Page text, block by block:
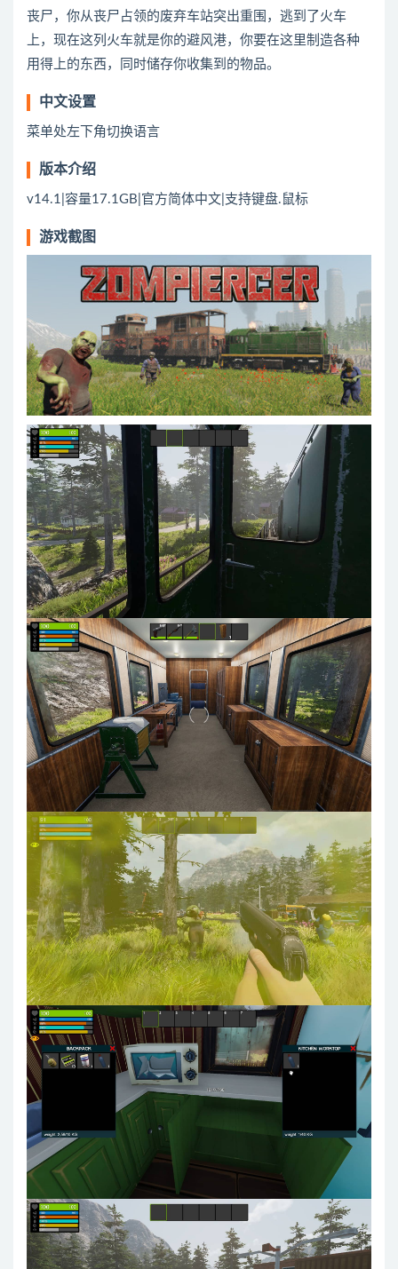
丧尸，你从丧尸占领的废弃车站突出重围，逃到了火车
上，现在这列火车就是你的避风港，你要在这里制造各种
用得上的东西，同时储存你收集到的物品。
中文设置
菜单处左下角切换语言
版本介绍
v14.1|容量17.1GB|官方简体中文|支持键盘.鼠标
游戏截图